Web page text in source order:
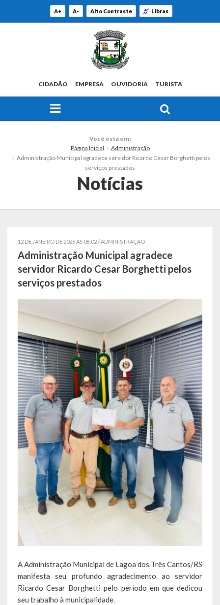
A+ A- Alto Contraste Libras
CIDADÃO EMPRESA OUVIDORIA TURISTA
Histórico
Símbolos
Governo
Administração
Conselhos Municipais
Secretarias
Administração, Fazenda e Planejamento
Desenvolvimento Econômico
Desenvolvimento Social
Educação, Cultura, Turismo, Desporto e Lazer
Obras, Serviços Urbanos e Trânsito
Histórias
A História da Comunidade Católica Nossa Senhora de Lourdes
A História da Comunidade Evangélica de Linha Kronenthal
A história da Comunidade Católica São Paulo de Lagoa dos Três
Você está em:
Página Inicial
Administração
Administração Municipal agradece servidor Ricardo Cesar Borghetti pelos
serviços prestados
Notícias
12 DE JANEIRO DE 2026 AS 08:02 /ADMINISTRAÇÃO
Administração Municipal agradece
servidor Ricardo Cesar Borghetti pelos
serviços prestados
A Administração Municipal de Lagoa dos Três Cantos/RS
manifesta seu profundo agradecimento ao servidor
Ricardo Cesar Borghetti pelo período em que dedicou
seu trabalho à municipalidade.